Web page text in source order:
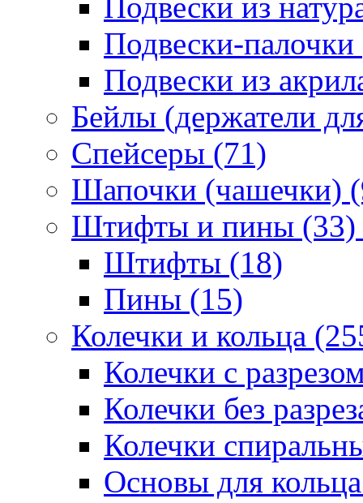
Подвески-
Подвески из
Бейлы (держатели
Спейсеры (71)
Шапочки (чашечки)
Штифты и пины (33)
Штифты (18)
Пины (15)
Колечки и кольца
Колечки с
Колечки без
Колечки
Основы для